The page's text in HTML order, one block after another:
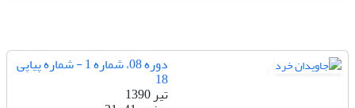
دوره 08، شماره 1 - شماره پیاپی
18
تیر 1390